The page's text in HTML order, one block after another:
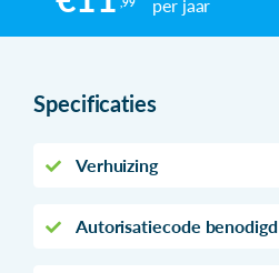
per jaar
Specificaties
Verhuizing
Autorisatiecode benodigd